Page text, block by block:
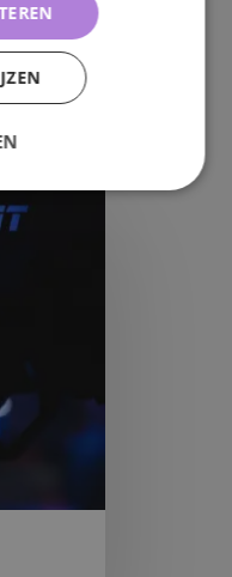
dit is waar onze
het werk van